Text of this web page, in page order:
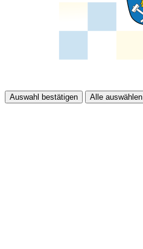
Auswahl bestätigen Alle auswählen